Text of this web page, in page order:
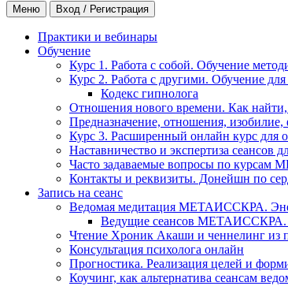
Меню Вход / Регистрация
Практики и вебинары
Обучение
Курс 1. Работа с собой. Обучение
Курс 2. Работа с другими. Обучение
Кодекс гипнолога
Отношения нового времени. Как найти,
Предназначение, отношения,
Курс 3. Расширенный онлайн курс для
Наставничество и экспертиза сеансов
Часто задаваемые вопросы по
Контакты и реквизиты. Донейшн по
Запись на сеанс
Ведомая медитация МЕТАИССКРА.
Ведущие сеансов МЕТАИССКРА.
Чтение Хроник Акаши и ченнелинг из
Консультация психолога онлайн
Прогностика. Реализация целей и
Коучинг, как альтернатива сеансам